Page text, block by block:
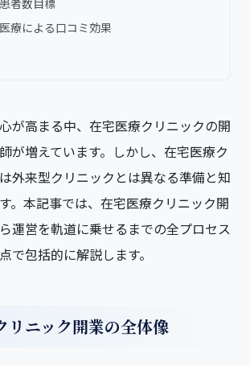
者数目標
療による口コミ効果
が高まる中、在宅医療クリニックの開
が増えています。しかし、在宅医療ク
外来型クリニックとは異なる準備と知
。本記事では、在宅医療クリニック開
運営を軌道に乗せるまでの全プロセス
で包括的に解説します。
リニック開業の全体像